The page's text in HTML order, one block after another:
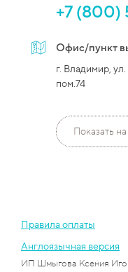
+7 (800)
Офис/пункт
г. Владимир,
пом.74
Показать
Правила оплаты
Англоязычная версия
ИП Шмыгова Ксения